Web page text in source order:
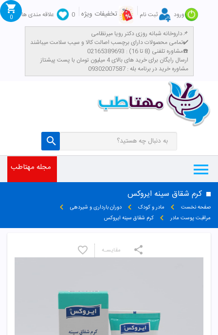
ورود ثبت نام تخفیفات ویژه 0
علاقه مندی ها
داروخانه شبانه روزی دکتر رویا میرنظامی📌
تمامی محصولات دارای برچسب اصالت کالا و سیب سلامت میباشند✔️
مشاوره تلفنی (8 تا 16) : 02165389693☎️
​ارسال رایگان برای خرید های بالای 4 میلیون تومان با پست پیشتاز
مشاوره خرید در برنامه بله : 09302007587
0
مجله مهتاطب
کرم شقاق سینه ایروکس
صفحه نخست مادر و کودک
دوران بارداری و شیردهی
مراقبت پوست مادر
کرم شقاق سینه ایروکس
مقایسـه